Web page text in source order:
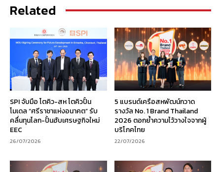
Related
SPI จับมือ โตคิว-สห โตคิวปั้น
โมเดล “ศรีราชาแห่งอนาคต” รับ
คลื่นทุนโลก-ปั้นฮับเศรษฐกิจใหม่
EEC
26/07/2026
5 แบรนด์เครือสหพัฒน์กวาด
รางวัล No. 1 Brand Thailand
2026 ตอกย้ำความไว้วางใจจากผู้
บริโภคไทย
22/07/2026